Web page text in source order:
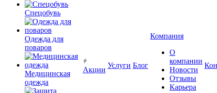
Спецобувь
Одежда для
поваров
Медицинская
одежда
Акции
Услуги Блог
Компания
О
компании
Новости
Отзывы
Карьера